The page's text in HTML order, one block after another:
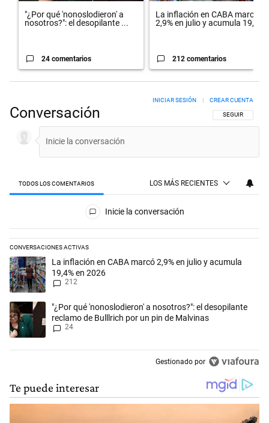
"¿Por qué 'nonoslodieron' a
nosotros?": el desopilante ...
24 comentarios
La inflación en CABA marcó
2,9% en julio y acumula 19,4...
212 comentarios
Conversación SIGA ESTA
SEGUIR
INICIAR SESIÓN | CREAR CUENTA
TODOS LOS COMENTARIOS LOS MÁS RECIENTES
Inicie la conversación
CONVERSACIONES ACTIVAS
Este listado muestra los artículos con más comentarios en los
Un artículo de tendencia con el título "La inflación en CABA marcó
La inflación en CABA marcó 2,9% en julio y acumula
19,4% en 2026
212
Un artículo de tendencia con el título ""¿Por qué 'nonoslodieron' a
"¿Por qué 'nonoslodieron' a nosotros?": el desopilante
reclamo de Bulllrich por un pin de Malvinas
24
Gestionado por